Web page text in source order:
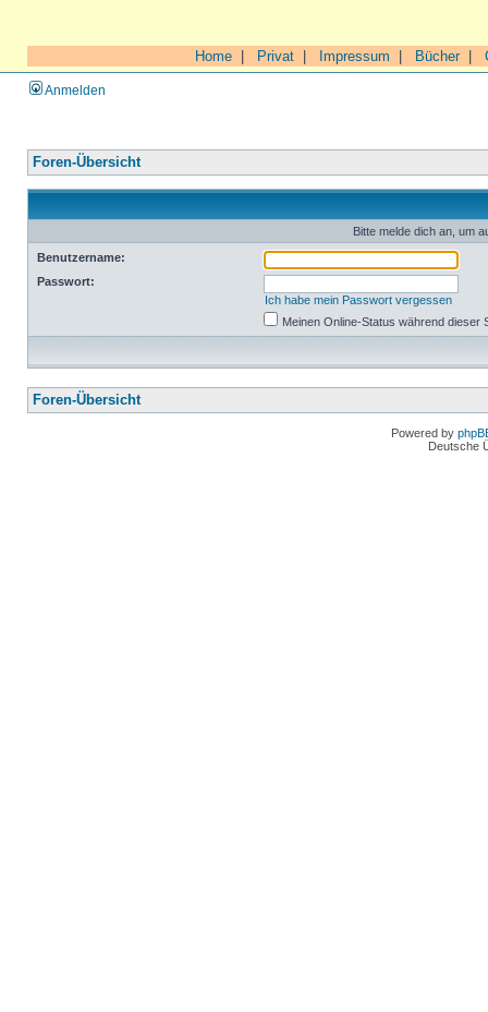
Home Privat Impressum Bücher|
Anmelden
Foren-Übersicht
Bitte melde dich an, um
Benutzername:
Passwort:
Ich habe mein Passwort vergessen
Meinen Online-Status während dieser
Foren-Übersicht
Powered by
Deutsche